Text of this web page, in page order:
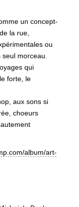
un concept-
la rue,
ou
morceau.
qui
forte, le
aux sons si
choeurs
album/art-